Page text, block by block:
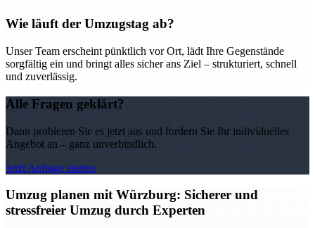
Wie läuft der Umzugstag ab?
Unser Team erscheint pünktlich vor Ort, lädt Ihre Gegenstände
sorgfältig ein und bringt alles sicher ans Ziel – strukturiert, schnell
und zuverlässig.
Alle Fragen geklärt?
Dann probieren Sie es jetzt aus und fordern Sie Ihr individuelles
Angebot an – ganz unverbindlich.
Jetzt Anfrage starten
Umzug planen mit Würzburg: Sicherer und
stressfreier Umzug durch Experten